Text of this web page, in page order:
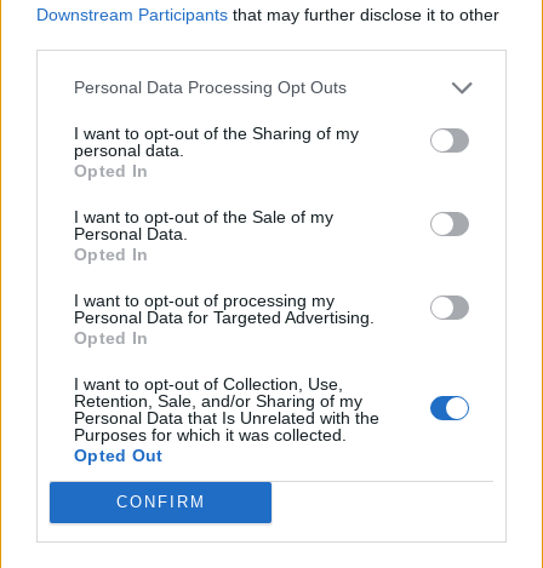
Downstream Participants that may further disclose it to other
Personal Data Processing Opt Outs
I want to opt-out of the Sharing of my
personal data.
Opted In
I want to opt-out of the Sale of my
Personal Data.
Opted In
I want to opt-out of processing my
Personal Data for Targeted Advertising.
Opted In
I want to opt-out of Collection, Use,
Retention, Sale, and/or Sharing of my
Personal Data that Is Unrelated with the
Purposes for which it was collected.
Opted Out
CONFIRM